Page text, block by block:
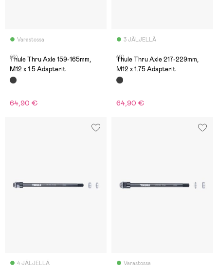
Varastossa
(0)
Thule Thru Axle 159-165mm,
M12 x 1.5 Adapterit
64,90 €
3 JÄLJELLÄ
(0)
Thule Thru Axle 217-229mm,
M12 x 1.75 Adapterit
64,90 €
4 JÄLJELLÄ Varastossa